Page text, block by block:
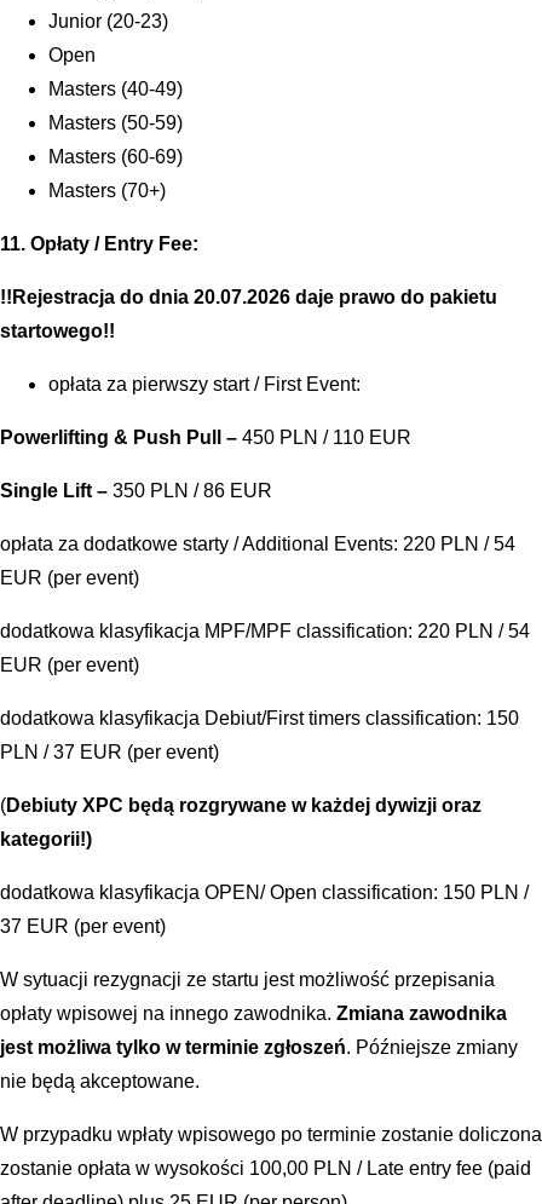
Junior (20-23)
Open
Masters (40-49)
Masters (50-59)
Masters (60-69)
Masters (70+)
11. Opłaty / Entry Fee:
!!Rejestracja do dnia 20.07.2026 daje prawo do pakietu
startowego!!
opłata za pierwszy start / First Event:
Powerlifting & Push Pull – 450 PLN / 110 EUR
Single Lift – 350 PLN / 86 EUR
opłata za dodatkowe starty / Additional Events: 220 PLN / 54
EUR (per event)
dodatkowa klasyfikacja MPF/MPF classification: 220 PLN / 54
EUR (per event)
dodatkowa klasyfikacja Debiut/First timers classification: 150
PLN / 37 EUR (per event)
(Debiuty XPC będą rozgrywane w każdej dywizji oraz
kategorii!)
dodatkowa klasyfikacja OPEN/ Open classification: 150 PLN /
37 EUR (per event)
W sytuacji rezygnacji ze startu jest możliwość przepisania
opłaty wpisowej na innego zawodnika. Zmiana zawodnika
jest możliwa tylko w terminie zgłoszeń. Późniejsze zmiany
nie będą akceptowane.
W przypadku wpłaty wpisowego po terminie zostanie doliczona
zostanie opłata w wysokości 100,00 PLN / Late entry fee (paid